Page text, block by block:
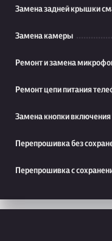
Замена задней крышки
Замена камеры
Ремонт и замена
Ремонт цепи питания
Замена кнопки
Перепрошивка без
Перепрошивка с